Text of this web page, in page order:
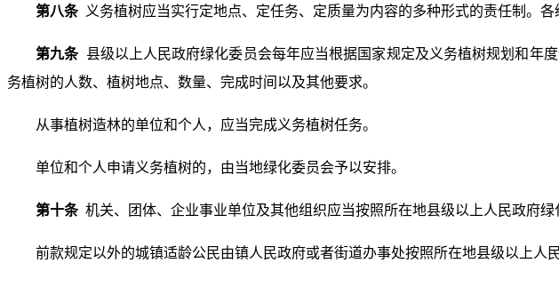
第八条 义务植树应当实行定地点、定任务、定质量为内容的多种形式的责任制。
第九条 县级以上人民政府绿化委员会每年应当根据国家规定及义务植树规划和年
务植树的人数、植树地点、数量、完成时间以及其他要求。
从事植树造林的单位和个人，应当完成义务植树任务。
单位和个人申请义务植树的，由当地绿化委员会予以安排。
第十条 机关、团体、企业事业单位及其他组织应当按照所在地县级以上人民政府
前款规定以外的城镇适龄公民由镇人民政府或者街道办事处按照所在地县级以上人